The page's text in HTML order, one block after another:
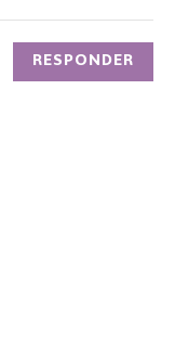
RESPONDER